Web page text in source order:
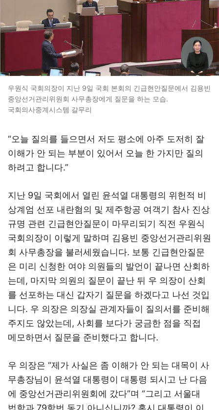
우원식 국회의장이 지난 9일 국회 본회의 긴급현안질문에서 김용빈
중앙선거관리위원회 사무총장에게 질문을 하는 모습.
국회의사중계시스템 갈무리
“오늘 질의를 들으면서 저도 평소에 아주 도저히 잘
이해가 안 되는 부분이 있어서 오늘 한 가지만 질의
하려고 합니다.”
지난 9일 국회에서 열린 윤석열 대통령의 위헌적 비
상계엄 선포 내란혐의 및 제주항공 여객기 참사 진상
규명 관련 긴급현안질문이 마무리되기 직전 우원식
국회의장이 이렇게 말하며 김용빈 중앙선거관리위원
회 사무총장을 불러세웠습니다. 보통 긴급현안질문
은 미리 신청한 여야 의원들의 발언이 끝나면 산회하
는데, 마지막 의원의 질문이 끝난 뒤 우 의장이 산회
를 선포하는 대신 갑자기 질문을 하겠다고 나선 것입
니다. 우 의장은 의장실 관계자들이 질의서를 준비해
주지도 않았는데, 사회를 보다가 궁금한 점을 직접
메모하면서 질문을 준비했다고 합니다.
우 의장은 “제가 사실은 좀 이해가 안 되는 대목이 사
무총장님이 윤석열 대통령이 대통령 되시고 난 다음
에 중앙선거관리위원회에 갔다”며 “그리고 서울대
법학과 79학번 동기 아니십니까? 혹시 대통령이 이